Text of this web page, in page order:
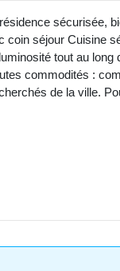
sécurisée,
séjour Cuisine
tout au
commodités :
de la ville.